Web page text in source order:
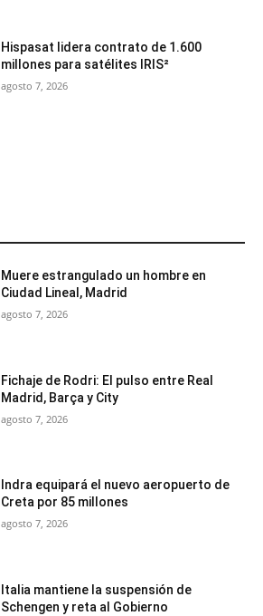
Hispasat lidera contrato de 1.600
millones para satélites IRIS²
agosto 7, 2026
Muere estrangulado un hombre en
Ciudad Lineal, Madrid
agosto 7, 2026
Fichaje de Rodri: El pulso entre Real
Madrid, Barça y City
agosto 7, 2026
Indra equipará el nuevo aeropuerto de
Creta por 85 millones
agosto 7, 2026
Italia mantiene la suspensión de
Schengen y reta al Gobierno